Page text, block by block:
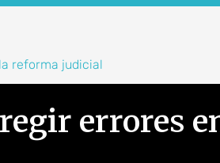
reforma judicial
errores